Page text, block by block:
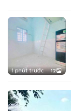
1 phút trước 12